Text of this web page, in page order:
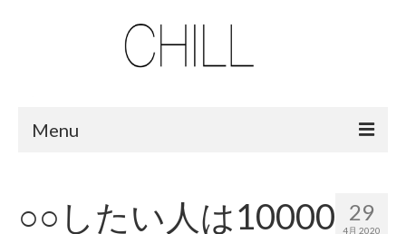
Menu
420 shibuya_info
29
4月 2020
○○したい人は10000